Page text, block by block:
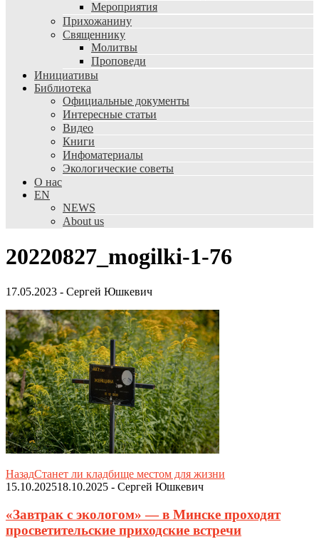
Мероприятия
Прихожанину
Священнику
Молитвы
Проповеди
Инициативы
Библиотека
Официальные документы
Интересные статьи
Видео
Книги
Инфоматериалы
Экологические советы
О нас
EN
NEWS
About us
20220827_mogilki-1-76
17.05.2023 - Сергей Юшкевич
НазадСтанет ли кладбище местом для жизни
15.10.202518.10.2025 - Сергей Юшкевич
«Завтрак с экологом» — в Минске проходят
просветительские приходские встречи